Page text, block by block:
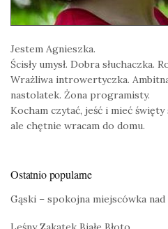
Jestem Agnieszka.
Ścisły umysł. Dobra słuchaczka.
Wrażliwa introwertyczka.
nastolatek. Żona programisty.
Kocham czytać, jeść i mieć
ale chętnie wracam do domu.
Ostatnio popularne
Gąski – spokojna miejscówka nad